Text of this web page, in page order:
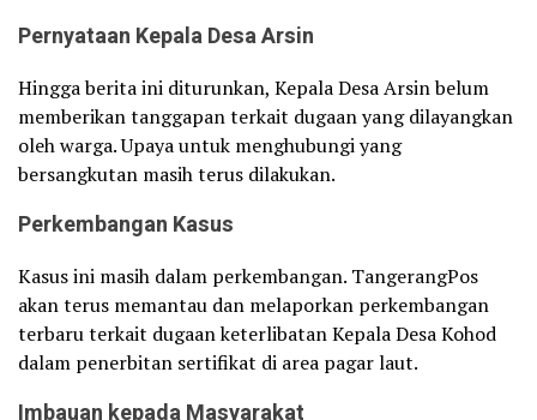
Pernyataan Kepala Desa Arsin
Hingga berita ini diturunkan, Kepala Desa Arsin belum
memberikan tanggapan terkait dugaan yang dilayangkan
oleh warga. Upaya untuk menghubungi yang
bersangkutan masih terus dilakukan.
Perkembangan Kasus
Kasus ini masih dalam perkembangan. TangerangPos
akan terus memantau dan melaporkan perkembangan
terbaru terkait dugaan keterlibatan Kepala Desa Kohod
dalam penerbitan sertifikat di area pagar laut.
Imbauan kepada Masyarakat